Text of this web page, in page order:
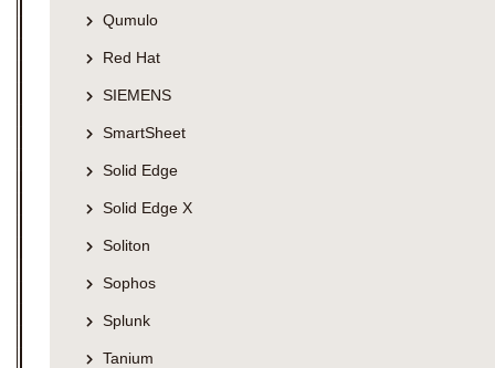
Qumulo
Red Hat
SIEMENS
SmartSheet
Solid Edge
Solid Edge X
Soliton
Sophos
Splunk
Tanium